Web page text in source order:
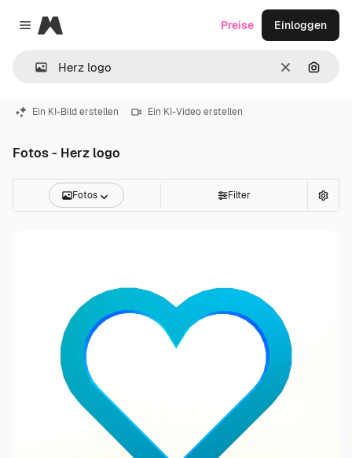
Close menu
Magnific
LöschenNach
Preise Einloggen
Ein KI-Bild erstellen Ein KI-Video erstellen
Fotos - Herz logo
Fotos Filter